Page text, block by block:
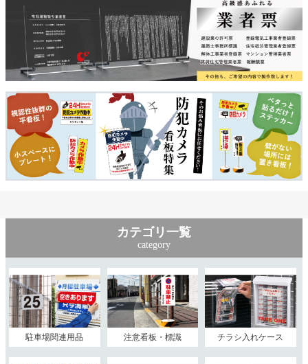
カテゴリ一覧
category
駐車場関連用品 注意看板・標識 チラシ入れケース